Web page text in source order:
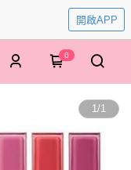
開啟APP
0
1/1